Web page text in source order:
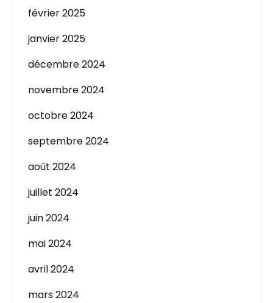
février 2025
janvier 2025
décembre 2024
novembre 2024
octobre 2024
septembre 2024
août 2024
juillet 2024
juin 2024
mai 2024
avril 2024
mars 2024